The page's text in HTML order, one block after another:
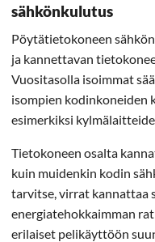
sähkönkulutus
Pöytätietokoneen
ja kannettavan
Vuositasolla isoimmat
isompien kodinkoneiden
esimerkiksi
Tietokoneen osalta
kuin muidenkin kodin
tarvitse, virrat kannattaa
energiatehokkaimman
erilaiset pelikäyttöön